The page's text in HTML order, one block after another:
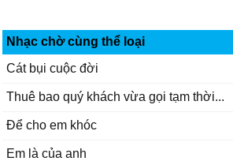
Nhạc chờ cùng thể loại
Cát bụi cuộc đời
Thuê bao quý khách vừa gọi tạm thời...
Để cho em khóc
Em là của anh